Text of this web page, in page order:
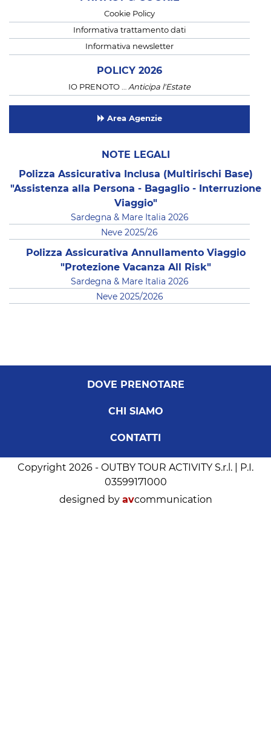
Cookie Policy
Informativa trattamento dati
Informativa newsletter
POLICY 2026
IO PRENOTO … Anticipa l'Estate
Area Agenzie
NOTE LEGALI
Polizza Assicurativa Inclusa (Multirischi Base)
"Assistenza alla Persona - Bagaglio - Interruzione
Viaggio"
Sardegna & Mare Italia 2026
Neve 2025/26
Polizza Assicurativa Annullamento Viaggio
"Protezione Vacanza All Risk"
Sardegna & Mare Italia 2026
Neve 2025/2026
DOVE PRENOTARE
CHI SIAMO
CONTATTI
Copyright 2026 - OUTBY TOUR ACTIVITY S.r.l. | P.I.
03599171000
designed by avcommunication